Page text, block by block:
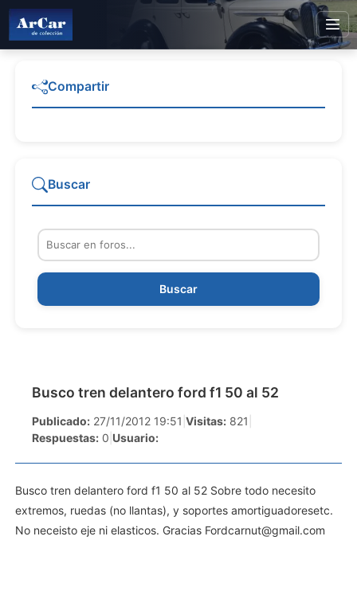
Busco tren delantero ford f1 50 al 52
Publicado: 27/11/2012 19:51 Visitas: 821
Respuestas: 0 Usuario:
Busco tren delantero ford f1 50 al 52 Sobre todo necesito
extremos, ruedas (no llantas), y soportes amortiguadoresetc.
No neceisto eje ni elasticos. Gracias Fordcarnut@gmail.com
Compartir
Buscar
Buscar